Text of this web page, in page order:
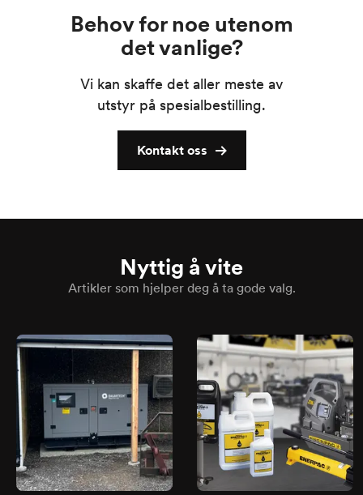
Behov for noe utenom
det vanlige?
Vi kan skaffe det aller meste av
utstyr på spesialbestilling.
Kontakt oss
Nyttig å vite
Artikler som hjelper deg å ta gode valg.